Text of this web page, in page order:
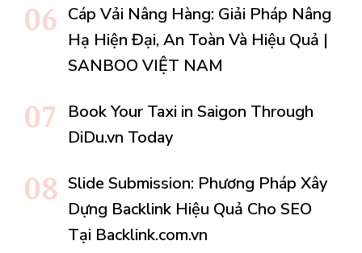
Cáp Vải Nâng Hàng: Giải Pháp Nâng
Hạ Hiện Đại, An Toàn Và Hiệu Quả |
SANBOO VIỆT NAM
Book Your Taxi in Saigon Through
DiDu.vn Today
Slide Submission: Phương Pháp Xây
Dựng Backlink Hiệu Quả Cho SEO
Tại Backlink.com.vn